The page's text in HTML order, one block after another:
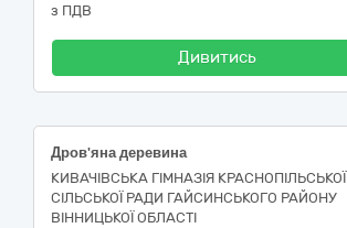
з ПДВ
Дивитись
Дров'яна деревина
КИВАЧІВСЬКА ГІМНАЗІЯ КРАСНОПІЛЬСЬКОЇ
СІЛЬСЬКОЇ РАДИ ГАЙСИНСЬКОГО РАЙОНУ
ВІННИЦЬКОЇ ОБЛАСТІ